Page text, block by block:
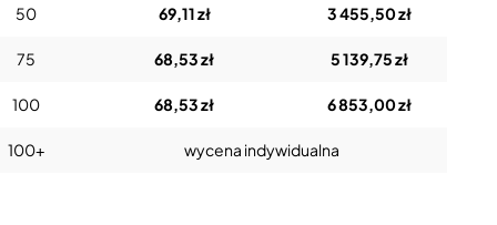
50 69,11 zł 3 455,50 zł
75 68,53 zł 5 139,75 zł
100 68,53 zł 6 853,00 zł
100+ wycena indywidualna